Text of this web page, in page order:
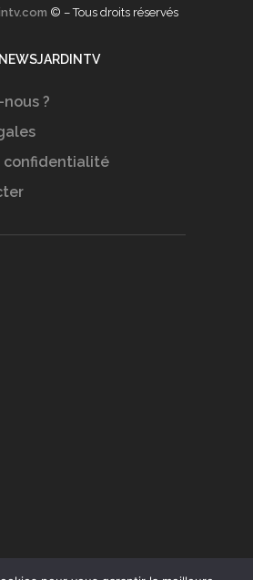
© – Tous droits réservés
?
confidentialité